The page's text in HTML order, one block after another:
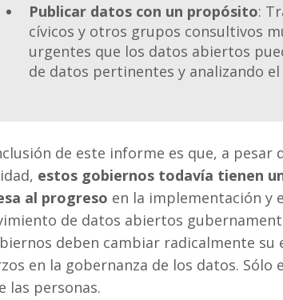
Publicar datos con un propósito:
cívicos y otros grupos consultivos
urgentes que los datos abiertos
de datos pertinentes y analizando
de este informe es que, a
estos gobiernos todavía tienen
al progreso en la implementación y
de datos abiertos
deben cambiar radicalmente
en la gobernanza de los datos.
las personas.